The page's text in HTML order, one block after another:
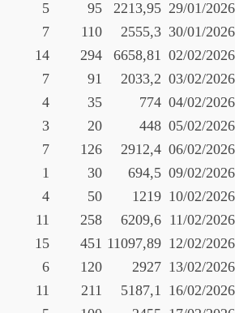
5 95 2213,95 29/01/2026
7 110 2555,3 30/01/2026
14 294 6658,81 02/02/2026
7 91 2033,2 03/02/2026
4 35 774 04/02/2026
3 20 448 05/02/2026
7 126 2912,4 06/02/2026
1 30 694,5 09/02/2026
4 50 1219 10/02/2026
11 258 6209,6 11/02/2026
15 451 11097,89 12/02/2026
6 120 2927 13/02/2026
11 211 5187,1 16/02/2026